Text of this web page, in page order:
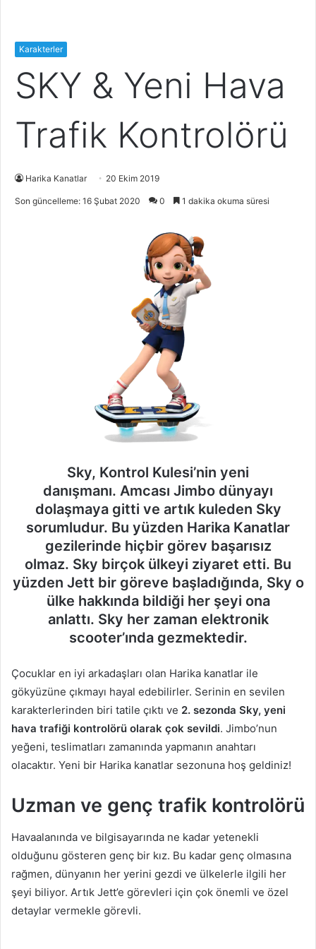
Karakterler
SKY & Yeni Hava
Trafik Kontrolörü
Harika Kanatlar 20 Ekim 2019
Son güncelleme: 16 Şubat 2020 0 1 dakika okuma süresi
Sky, Kontrol Kulesi’nin yeni
danışmanı. Amcası Jimbo dünyayı
dolaşmaya gitti ve artık kuleden Sky
sorumludur. Bu yüzden Harika Kanatlar
gezilerinde hiçbir görev başarısız
olmaz. Sky birçok ülkeyi ziyaret etti. Bu
yüzden Jett bir göreve başladığında, Sky o
ülke hakkında bildiği her şeyi ona
anlattı. Sky her zaman elektronik
scooter’ında gezmektedir.
Çocuklar en iyi arkadaşları olan Harika kanatlar ile
gökyüzüne çıkmayı hayal edebilirler. Serinin en sevilen
karakterlerinden biri tatile çıktı ve 2. sezonda Sky, yeni
hava trafiği kontrolörü olarak çok sevildi. Jimbo’nun
yeğeni, teslimatları zamanında yapmanın anahtarı
olacaktır. Yeni bir Harika kanatlar sezonuna hoş geldiniz!
Uzman ve genç trafik kontrolörü
Havaalanında ve bilgisayarında ne kadar yetenekli
olduğunu gösteren genç bir kız. Bu kadar genç olmasına
rağmen, dünyanın her yerini gezdi ve ülkelerle ilgili her
şeyi biliyor. Artık Jett’e görevleri için çok önemli ve özel
detaylar vermekle görevli.